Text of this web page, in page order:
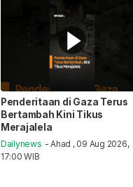
Penderitaan di Gaza Terus
Bertambah Kini Tikus
Merajalela
Dailynews - Ahad , 09 Aug 2026,
17:00 WIB